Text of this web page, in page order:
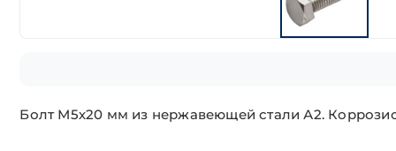
Болт М5х20 мм из нержавеющей стали А2.